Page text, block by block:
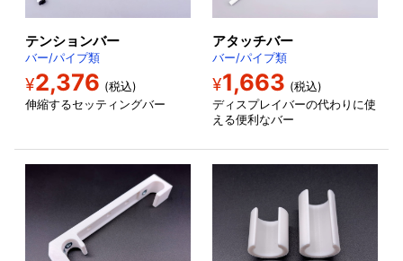
テンションバー
バー/パイプ類
¥2,376 (税込)
伸縮するセッティングバー
アタッチバー
バー/パイプ類
¥1,663 (税込)
ディスプレイバーの代わりに使
える便利なバー